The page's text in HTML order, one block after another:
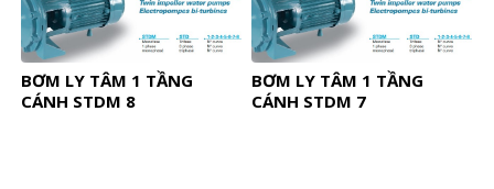
BƠM LY TÂM 1 TẦNG
CÁNH STDM 8
BƠM LY TÂM 1 TẦNG
CÁNH STDM 7